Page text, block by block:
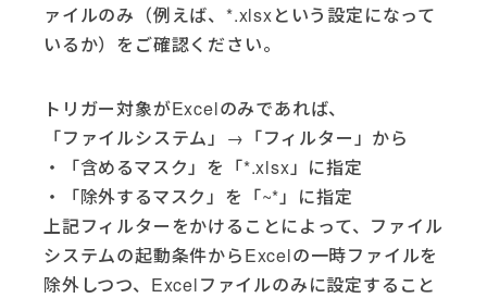
ァイルのみ（例えば、*.xlsxという設定になって
いるか）をご確認ください。
トリガー対象がExcelのみであれば、
「ファイルシステム」→「フィルター」から
・「含めるマスク」を「*.xlsx」に指定
・「除外するマスク」を「~*」に指定
上記フィルターをかけることによって、ファイル
システムの起動条件からExcelの一時ファイルを
除外しつつ、Excelファイルのみに設定すること